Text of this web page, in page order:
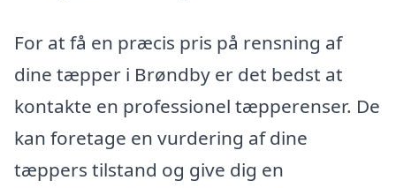
For at få en præcis pris på rensning af
dine tæpper i Brøndby er det bedst at
kontakte en professionel tæpperenser. De
kan foretage en vurdering af dine
tæppers tilstand og give dig en